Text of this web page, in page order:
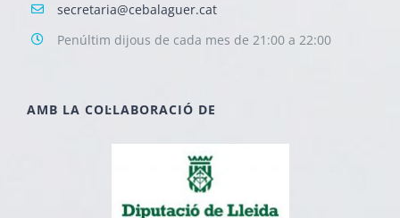
secretaria@cebalaguer.cat
Penúltim dijous de cada mes de 21:00 a 22:00
AMB LA COL·LABORACIÓ DE